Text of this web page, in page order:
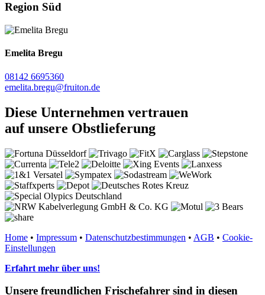
Region Süd
Emelita Bregu
08142 6695360
emelita.bregu@fruiton.de
Diese Unternehmen vertrauen
auf unsere Obstlieferung
Home • Impressum • Datenschutzbestimmungen • AGB • Cookie-
Einstellungen
Erfahrt mehr über uns!
Unsere freundlichen Frischefahrer sind in diesen